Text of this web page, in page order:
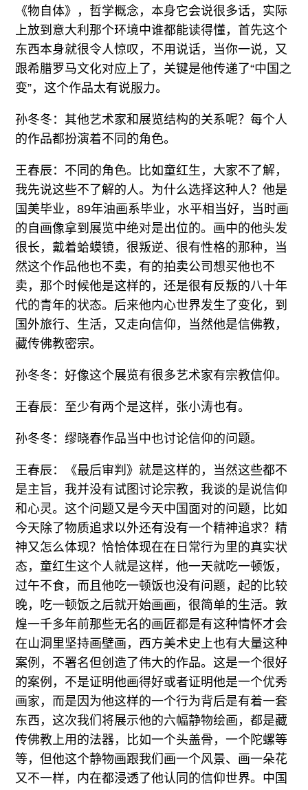
《物自体》，哲学概念，本身它会说很多话，实际
上放到意大利那个环境中谁都能读得懂，首先这个
东西本身就很令人惊叹，不用说话，当你一说，又
跟希腊罗马文化对应上了，关键是他传递了“中国之
变”，这个作品太有说服力。
孙冬冬：其他艺术家和展览结构的关系呢？每个人
的作品都扮演着不同的角色。
王春辰：不同的角色。比如童红生，大家不了解，
我先说这些不了解的人。为什么选择这种人？他是
国美毕业，89年油画系毕业，水平相当好，当时画
的自画像拿到展览中绝对是出位的。画中的他头发
很长，戴着蛤蟆镜，很叛逆、很有性格的那种，当
然这个作品他也不卖，有的拍卖公司想买他也不
卖，那个时候他是这样的，还是很有反叛的八十年
代的青年的状态。后来他内心世界发生了变化，到
国外旅行、生活，又走向信仰，当然他是信佛教，
藏传佛教密宗。
孙冬冬：好像这个展览有很多艺术家有宗教信仰。
王春辰：至少有两个是这样，张小涛也有。
孙冬冬：缪晓春作品当中也讨论信仰的问题。
王春辰：《最后审判》就是这样的，当然这些都不
是主旨，我并没有试图讨论宗教，我谈的是说信仰
和心灵。这个问题又是今天中国面对的问题，比如
今天除了物质追求以外还有没有一个精神追求？精
神又怎么体现？恰恰体现在在日常行为里的真实状
态，童红生这个人就是这样，他一天就吃一顿饭，
过午不食，而且他吃一顿饭也没有问题，起的比较
晚，吃一顿饭之后就开始画画，很简单的生活。敦
煌一千多年前那些无名的画匠都是有这种情怀才会
在山洞里坚持画壁画，西方美术史上也有大量这种
案例，不署名但创造了伟大的作品。这是一个很好
的案例，不是证明他画得好或者证明他是一个优秀
画家，而是因为他这样的一个行为背后是有着一套
东西，这次我们将展示他的六幅静物绘画，都是藏
传佛教上用的法器，比如一个头盖骨，一个陀螺等
等，但他这个静物画跟我们画一个风景、画一朵花
又不一样，内在都浸透了他认同的信仰世界。中国